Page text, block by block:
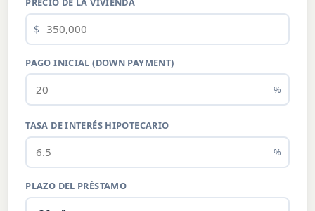
$
PAGO INICIAL (DOWN PAYMENT)
%
TASA DE INTERÉS HIPOTECARIO
%
PLAZO DEL PRÉSTAMO